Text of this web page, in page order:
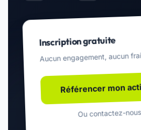
Inscription gratuite
Aucun engagement, aucun
Référencer mon
Ou contactez-nous